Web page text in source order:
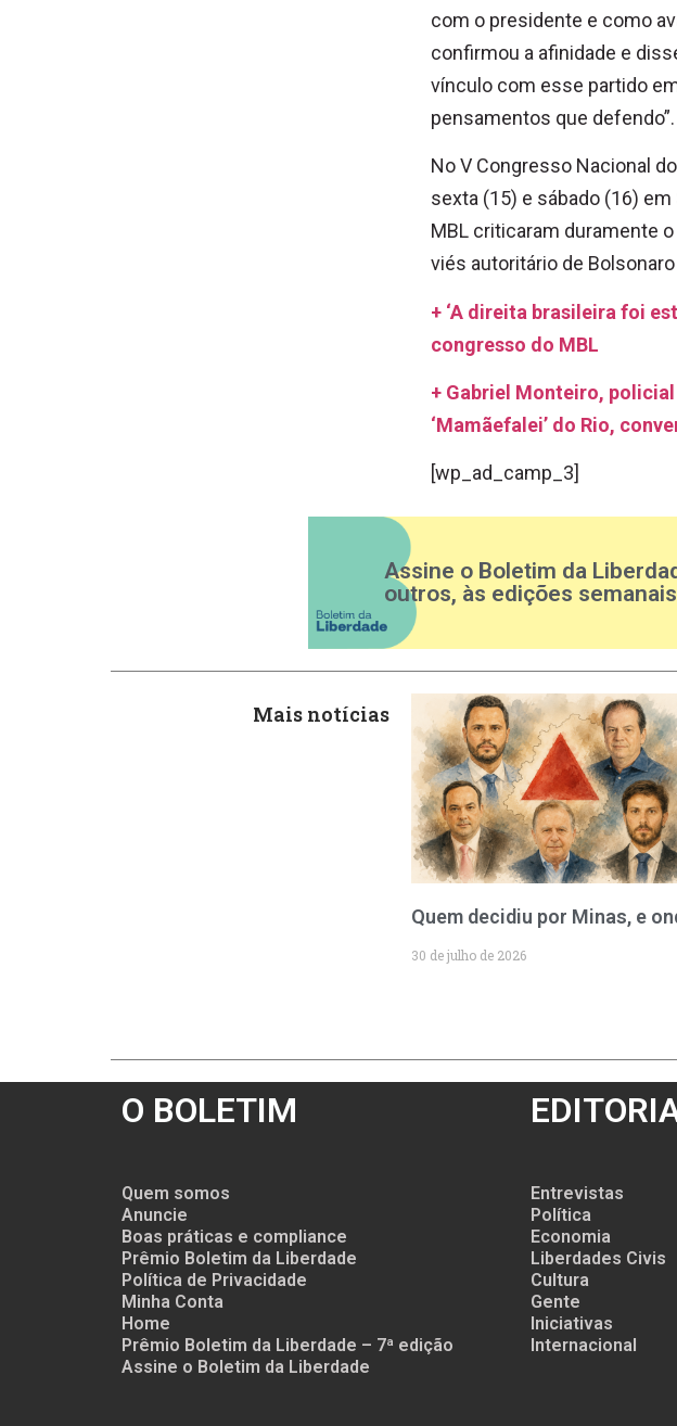
com o presidente e como
confirmou a afinidade e
vínculo com esse partido
pensamentos que defendo”.
No V Congresso Nacional
sexta (15) e sábado (16)
MBL criticaram duramente
viés autoritário de
+ ‘A direita brasileira foi
congresso do MBL
+ Gabriel Monteiro,
‘Mamãefalei’ do Rio,
[wp_ad_camp_3]
Assine o Boletim da
outros, às edições
Mais notícias
Quem decidiu por Minas, e
30 de julho de 2026
O BOLETIM
Quem somos
Anuncie
Boas práticas e compliance
Prêmio Boletim da Liberdade
Política de Privacidade
Minha Conta
Home
Prêmio Boletim da Liberdade – 7ª edição
Assine o Boletim da Liberdade
Entrevistas
Política
Economia
Liberdades Civis
Cultura
Gente
Iniciativas
Internacional